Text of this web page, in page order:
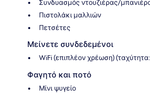
Συνδυασμός ντουζιέρας/
Πιστολάκι μαλλιών
Πετσέτες
Μείνετε συνδεδεμένοι
WiFi (επιπλέον χρέωση)
Φαγητό και ποτό
Μίνι ψυγείο